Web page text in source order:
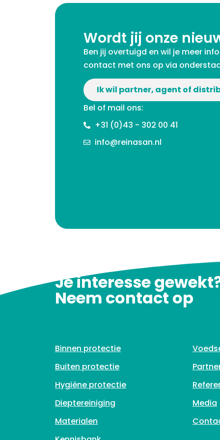
Wordt jij onze
Ben jij overtuigd en wil je meer
contact met ons op via
Ik wil partner, agent of
Bel of mail ons:
+31 (0)43 - 302 00 41
info@reinasan.nl
Je interesse
Neem contact op
Binnen protectie
Buiten protectie
Hygiëne protectie
Dieptereiniging
Materialen
Media